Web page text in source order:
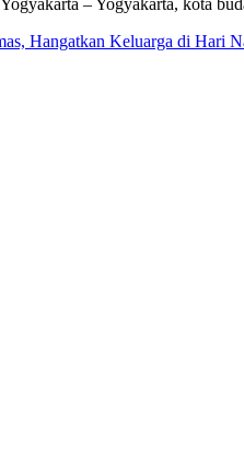
– Yogyakarta, kota
Hangatkan Keluarga di Hari